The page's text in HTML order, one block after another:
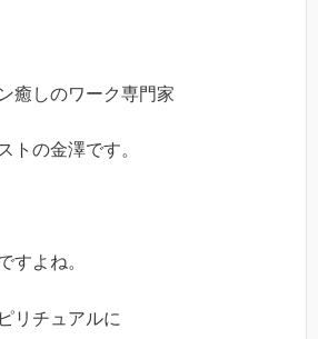
癒しのワーク専門家
トの金澤です。
すよね。
リチュアルに